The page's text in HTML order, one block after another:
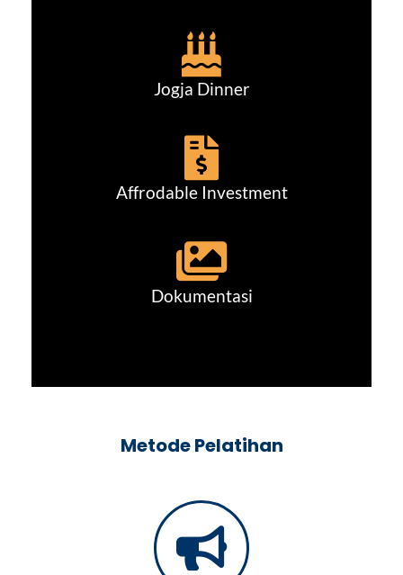
Jogja Dinner
Affrodable Investment
Dokumentasi
Metode Pelatihan